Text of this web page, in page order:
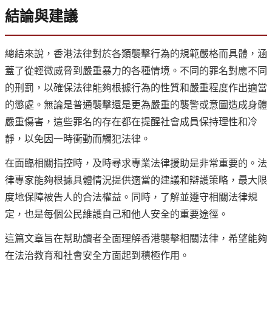
結論與建議
總結來說，香港法律對於各類襲擊行為的規範嚴格而具體，涵
蓋了從輕微威脅到嚴重暴力的各種情境。不同的罪名對應不同
的刑罰，以確保法律能夠根據行為的性質和嚴重程度作出適當
的懲處。無論是普通襲擊還是更為嚴重的襲警或意圖造成身體
嚴重傷害，這些罪名的存在都在提醒社會成員保持理性和冷
靜，以免因一時衝動而觸犯法律。
在面臨相關指控時，及時尋求專業法律援助是非常重要的。法
律專家能夠根據具體情況提供適當的建議和辯護策略，最大限
度地保障被告人的合法權益。同時，了解並遵守相關法律規
定，也是每個公民維護自己和他人安全的重要途徑。
這篇文章旨在幫助讀者全面理解香港襲擊相關法律，希望能夠
在法治教育和社會安全方面起到積極作用。